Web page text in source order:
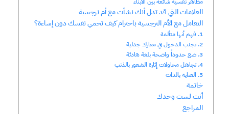
العلامات التي قد تدل أنك نشأت مع أم نرجسية
التعامل مع الأم النرجسية باحترام كيف تحمي نفسك دون إساءة؟
1. فهم أنها متألمة
2. تجنب الدخول في معارك جدلية
3. ضع حدوداً واضحة بلغة هادئة
4. تجاهل محاولات إثارة الشعور بالذنب
5. العناية بالذات
خاتمة
أنت لست وحدك
المراجع